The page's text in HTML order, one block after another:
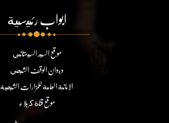
ابواب رئيسية
موقع السيد السيستاني
ديوان الوقف الشيعي
الامانة العامة للمزارات الشيعية
موقع قناة كربلاء